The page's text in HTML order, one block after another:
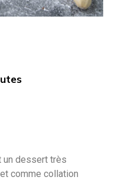
un dessert très
comme collation